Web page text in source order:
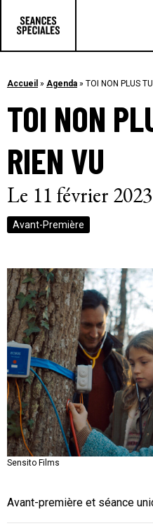
Les
Accueil » Agenda » TOI NON PLUS
TOI NON
RIEN VU
Le 11 février
Avant-Première
Sensito Films
Sensito Films
Sensito Films
Avant-première et séance